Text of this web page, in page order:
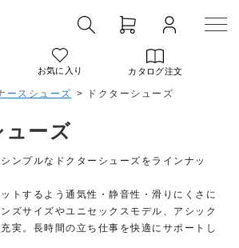
お気に入り カタログ注文
ースシューズ > ドクターシューズ
ューズ
ンプルなドクターシューズをラインナッ
トするよう通気性・静音性・滑りにくさに
ズサイズやユニセックスモデル、アシック
実。長時間の立ち仕事を快適にサポートし